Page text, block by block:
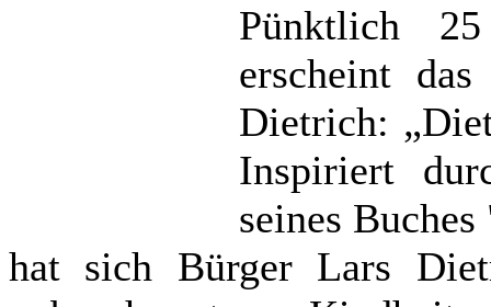
Pünktlich
erscheint
Dietrich:
Inspiriert
seines
hat sich Bürger Lars